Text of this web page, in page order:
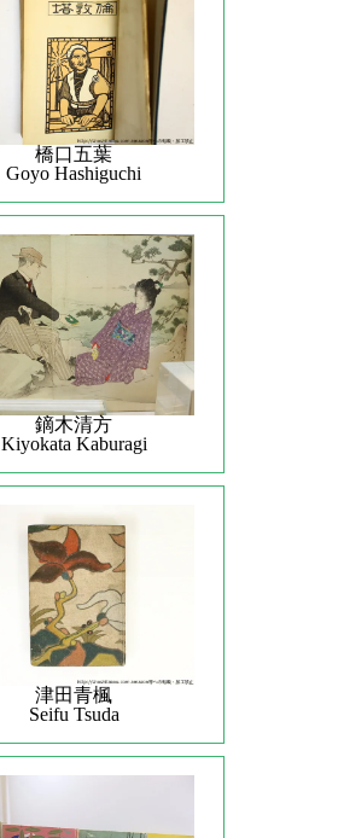
橋口五葉
Goyo Hashiguchi
鏑木清方
Kiyokata Kaburagi
津田青楓
Seifu Tsuda